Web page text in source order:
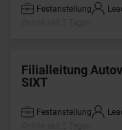
Festanstellung
Filialleitung
SIXT
Festanstellung